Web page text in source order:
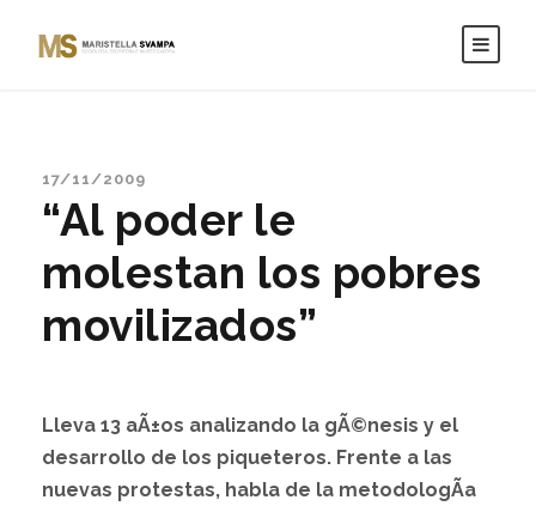
17/11/2009
“Al poder le
molestan los pobres
movilizados”
Lleva 13 aÃ±os analizando la gÃ©nesis y el
desarrollo de los piqueteros. Frente a las
nuevas protestas, habla de la metodologÃ­a